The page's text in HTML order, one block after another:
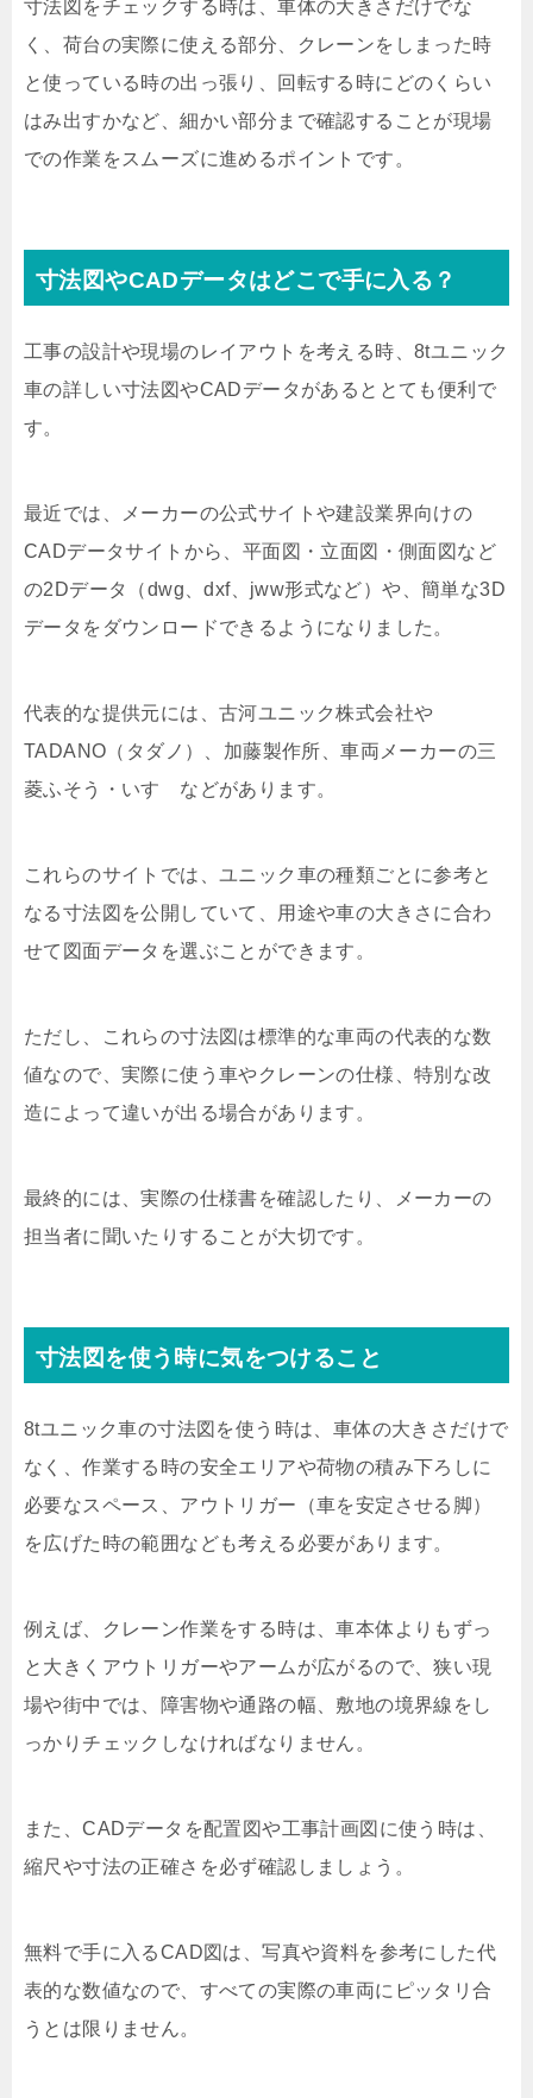
寸法図をチェックする時は、車体の大きさだけでな
く、荷台の実際に使える部分、クレーンをしまった時
と使っている時の出っ張り、回転する時にどのくらい
はみ出すかなど、細かい部分まで確認することが現場
での作業をスムーズに進めるポイントです。
寸法図やCADデータはどこで手に入る？
工事の設計や現場のレイアウトを考える時、8tユニック
車の詳しい寸法図やCADデータがあるととても便利で
す。
最近では、メーカーの公式サイトや建設業界向けの
CADデータサイトから、平面図・立面図・側面図など
の2Dデータ（dwg、dxf、jww形式など）や、簡単な3D
データをダウンロードできるようになりました。
代表的な提供元には、古河ユニック株式会社や
TADANO（タダノ）、加藤製作所、車両メーカーの三
菱ふそう・いすゞなどがあります。
これらのサイトでは、ユニック車の種類ごとに参考と
なる寸法図を公開していて、用途や車の大きさに合わ
せて図面データを選ぶことができます。
ただし、これらの寸法図は標準的な車両の代表的な数
値なので、実際に使う車やクレーンの仕様、特別な改
造によって違いが出る場合があります。
最終的には、実際の仕様書を確認したり、メーカーの
担当者に聞いたりすることが大切です。
寸法図を使う時に気をつけること
8tユニック車の寸法図を使う時は、車体の大きさだけで
なく、作業する時の安全エリアや荷物の積み下ろしに
必要なスペース、アウトリガー（車を安定させる脚）
を広げた時の範囲なども考える必要があります。
例えば、クレーン作業をする時は、車本体よりもずっ
と大きくアウトリガーやアームが広がるので、狭い現
場や街中では、障害物や通路の幅、敷地の境界線をし
っかりチェックしなければなりません。
また、CADデータを配置図や工事計画図に使う時は、
縮尺や寸法の正確さを必ず確認しましょう。
無料で手に入るCAD図は、写真や資料を参考にした代
表的な数値なので、すべての実際の車両にピッタリ合
うとは限りません。